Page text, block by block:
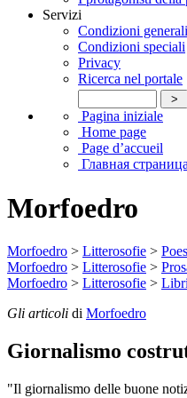
Servizi
Condizioni generali
Condizioni speciali
Privacy
Ricerca nel portale
Pagina iniziale
Home page
Page d’accueil
Главная страница
Morfoedro
Morfoedro > Litterosofie >
Morfoedro > Litterosofie >
Morfoedro > Litterosofie > Libri
Gli articoli di Morfoedro
Giornalismo
"Il giornalismo delle buone